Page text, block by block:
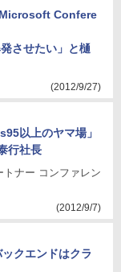
Microsoft Confere
させたい」と樋
(2012/9/27)
以上のヤマ場」
行社長
ナー コンファレン
(2012/9/7)
クエンドはクラ